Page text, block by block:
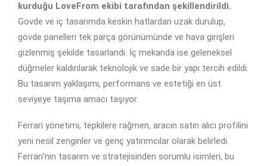
kurduğu LoveFrom ekibi tarafından şekillendirildi.
Gövde ve iç tasarımda keskin hatlardan uzak durulup,
gövde panelleri tek parça görünümünde ve hava girişleri
gizlenmiş şekilde tasarlandı. İç mekanda ise geleneksel
düğmeler kaldırılarak teknolojik ve sade bir yapı tercih edildi.
Bu tasarım yaklaşımı, performans ve estetiği en üst
seviyeye taşıma amacı taşıyor.
Ferrari yönetimi, tepkilere rağmen, aracın satın alıcı profilini
yeni nesil zenginler ve genç yatırımcılar olarak belirledi.
Ferrari’nin tasarım ve stratejisinden sorumlu isimleri, bu